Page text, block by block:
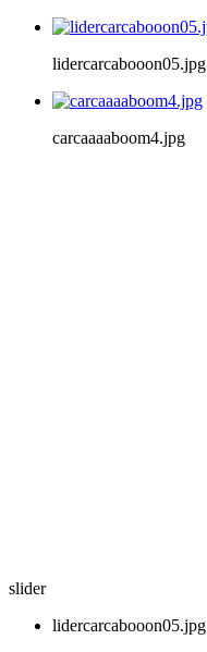
lidercarcabooon05.jpg
carcaaaaboom4.jpg
slider
lidercarcabooon05.jpg